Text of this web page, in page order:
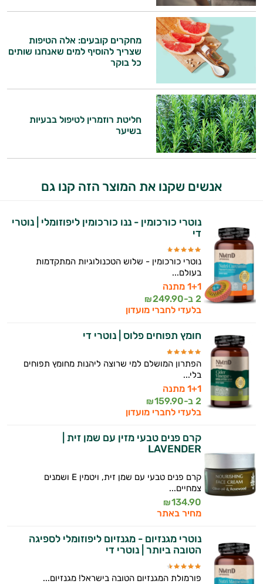
מחקרים קובעים: אלה הטיפות
שצריך להוסיף למים שאנחנו שותים
כל בוקר
חליטת רוזמרין לטיפול בבעיות
בשיער
אנשים שקנו את המוצר הזה קנו גם
נוטרי כורכומין - ננו כורכומין ליפוזומלי | נוטרי
די
נוטרי כורכומין - שלוש הטכנולוגיות המתקדמות
בעולם...
1+1 מתנה
2 ב-
249.90
₪
בלעדי לחברי מועדון
חומץ תפוחים פלוס | נוטרי די
הפתרון המושלם למי שרוצה ליהנות מחומץ תפוחים
בלי...
1+1 מתנה
2 ב-
159.90
₪
בלעדי לחברי מועדון
קרם פנים טבעי מזין עם שמן זית |
LAVENDER
קרם פנים טבעי עם שמן זית, ויטמין E ושמנים
צמחיים...
134.90
₪
מחיר באתר
נוטרי מגנזיום - מגנזיום ליפוזומלי לספיגה
הטובה ביותר | נוטרי די
פורמולת המגנזיום הטובה בישראל! מגנזיום...